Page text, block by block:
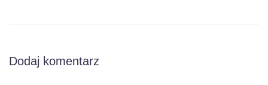
Dodaj komentarz